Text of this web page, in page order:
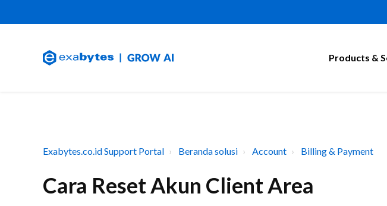
Products &
Exabytes.co.id Support Portal Beranda solusi Account Billing & Payment
Cara Reset Akun Client Area